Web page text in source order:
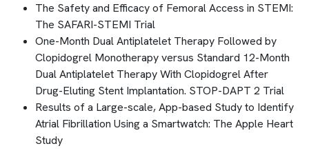
The Safety and Efficacy of Femoral Access in STEMI:
The SAFARI-STEMI Trial
One-Month Dual Antiplatelet Therapy Followed by
Clopidogrel Monotherapy versus Standard 12-Month
Dual Antiplatelet Therapy With Clopidogrel After
Drug-Eluting Stent Implantation. STOP-DAPT 2 Trial
Results of a Large-scale, App-based Study to Identify
Atrial Fibrillation Using a Smartwatch: The Apple Heart
Study